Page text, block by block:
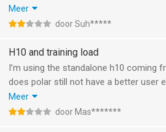
many years. My recordings need to be
and readings interpreted as being from
bother offering the H10 equestrian
put the slightest effort in adapting the
as well?
Meer
door Suh*****
H10 and training load
I’m using the standalone h10 coming
does polar still not have a better user
I need to record a workout in polar
in the flow app and go back to the
Meer
door Mas*******